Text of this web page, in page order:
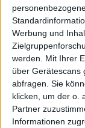
Werbung und
werden.
Mit Ihrer
über Gerätescans
abfragen. Sie
klicken, um der o.
Partner
Informationen
und hat bisher
gar nicht oft
gelernt und ist in
solch
Proberaum. Das
Plant Ihr, den
fest zu